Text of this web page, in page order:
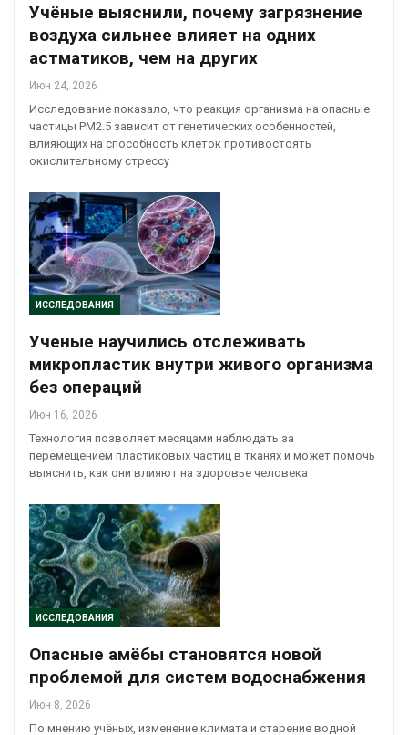
Учёные выяснили, почему загрязнение
воздуха сильнее влияет на одних
астматиков, чем на других
Июн 24, 2026
Исследование показало, что реакция организма на опасные
частицы PM2.5 зависит от генетических особенностей,
влияющих на способность клеток противостоять
окислительному стрессу
ИССЛЕДОВАНИЯ
Ученые научились отслеживать
микропластик внутри живого организма
без операций
Июн 16, 2026
Технология позволяет месяцами наблюдать за
перемещением пластиковых частиц в тканях и может помочь
выяснить, как они влияют на здоровье человека
ИССЛЕДОВАНИЯ
Опасные амёбы становятся новой
проблемой для систем водоснабжения
Июн 8, 2026
По мнению учёных, изменение климата и старение водной